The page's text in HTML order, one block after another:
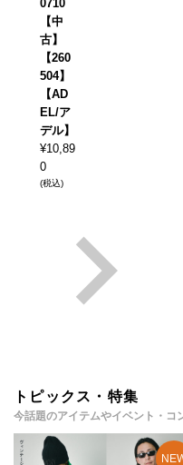
0710
【中
古】
【260
504】
【AD
EL/ア
デル】
¥10,89
0
(税込)
トピックス・特集
今話題のアイテムやイベント・コ